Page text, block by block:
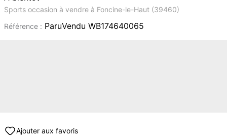
Sports occasion à vendre à Foncine-le-Haut (39460)
Référence : ParuVendu WB174640065
Ajouter aux favoris